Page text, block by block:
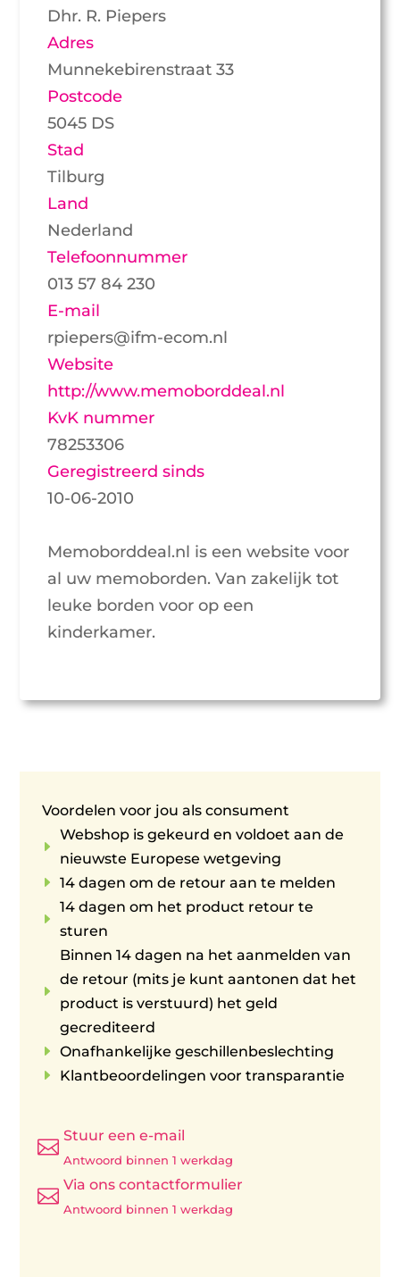
Dhr. R. Piepers
Adres
Munnekebirenstraat 33
Postcode
5045 DS
Stad
Tilburg
Land
Nederland
Telefoonnummer
013 57 84 230
E-mail
rpiepers@ifm-ecom.nl
Website
http://www.memoborddeal.nl
KvK nummer
78253306
Geregistreerd sinds
10-06-2010
Memoborddeal.nl is een website voor
al uw memoborden. Van zakelijk tot
leuke borden voor op een
kinderkamer.
Voordelen voor jou als consument
E
Webshop is gekeurd en voldoet aan de
nieuwste Europese wetgeving
E 14 dagen om de retour aan te melden
E
14 dagen om het product retour te
sturen
E
Binnen 14 dagen na het aanmelden van
de retour (mits je kunt aantonen dat het
product is verstuurd) het geld
gecrediteerd
E Onafhankelijke geschillenbeslechting
E Klantbeoordelingen voor transparantie

Stuur een e-mail
Antwoord binnen 1 werkdag

Via ons contactformulier
Antwoord binnen 1 werkdag